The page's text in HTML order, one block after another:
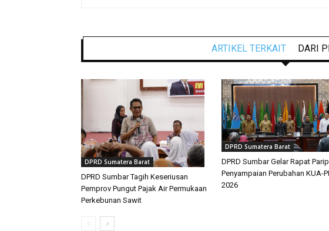
ARTIKEL TERKAIT DARI
DPRD Sumatera Barat
DPRD Sumbar Tagih Keseriusan
Pemprov Pungut Pajak Air Permukaan
Perkebunan Sawit
DPRD Sumatera Barat
DPRD Sumbar Gelar Rapat
Penyampaian Perubahan KUA-
2026